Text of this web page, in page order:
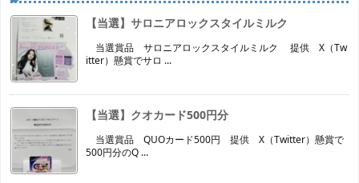
【当選】サロニアロックスタイルミルク
当選賞品 サロニアロックスタイルミルク 提供 X（Tw
itter）懸賞でサロ ...
【当選】クオカード500円分
当選賞品 QUOカード500円 提供 X（Twitter）懸賞で
500円分のQ ...